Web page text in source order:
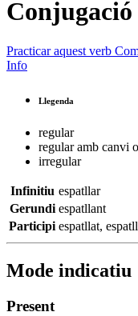
Practicar aquest verb
Info
Llegenda
regular
regular amb canvi
irregular
Infinitiu espatllar
Gerundi espatllant
Participi espatllat,
Mode indicatiu
Present